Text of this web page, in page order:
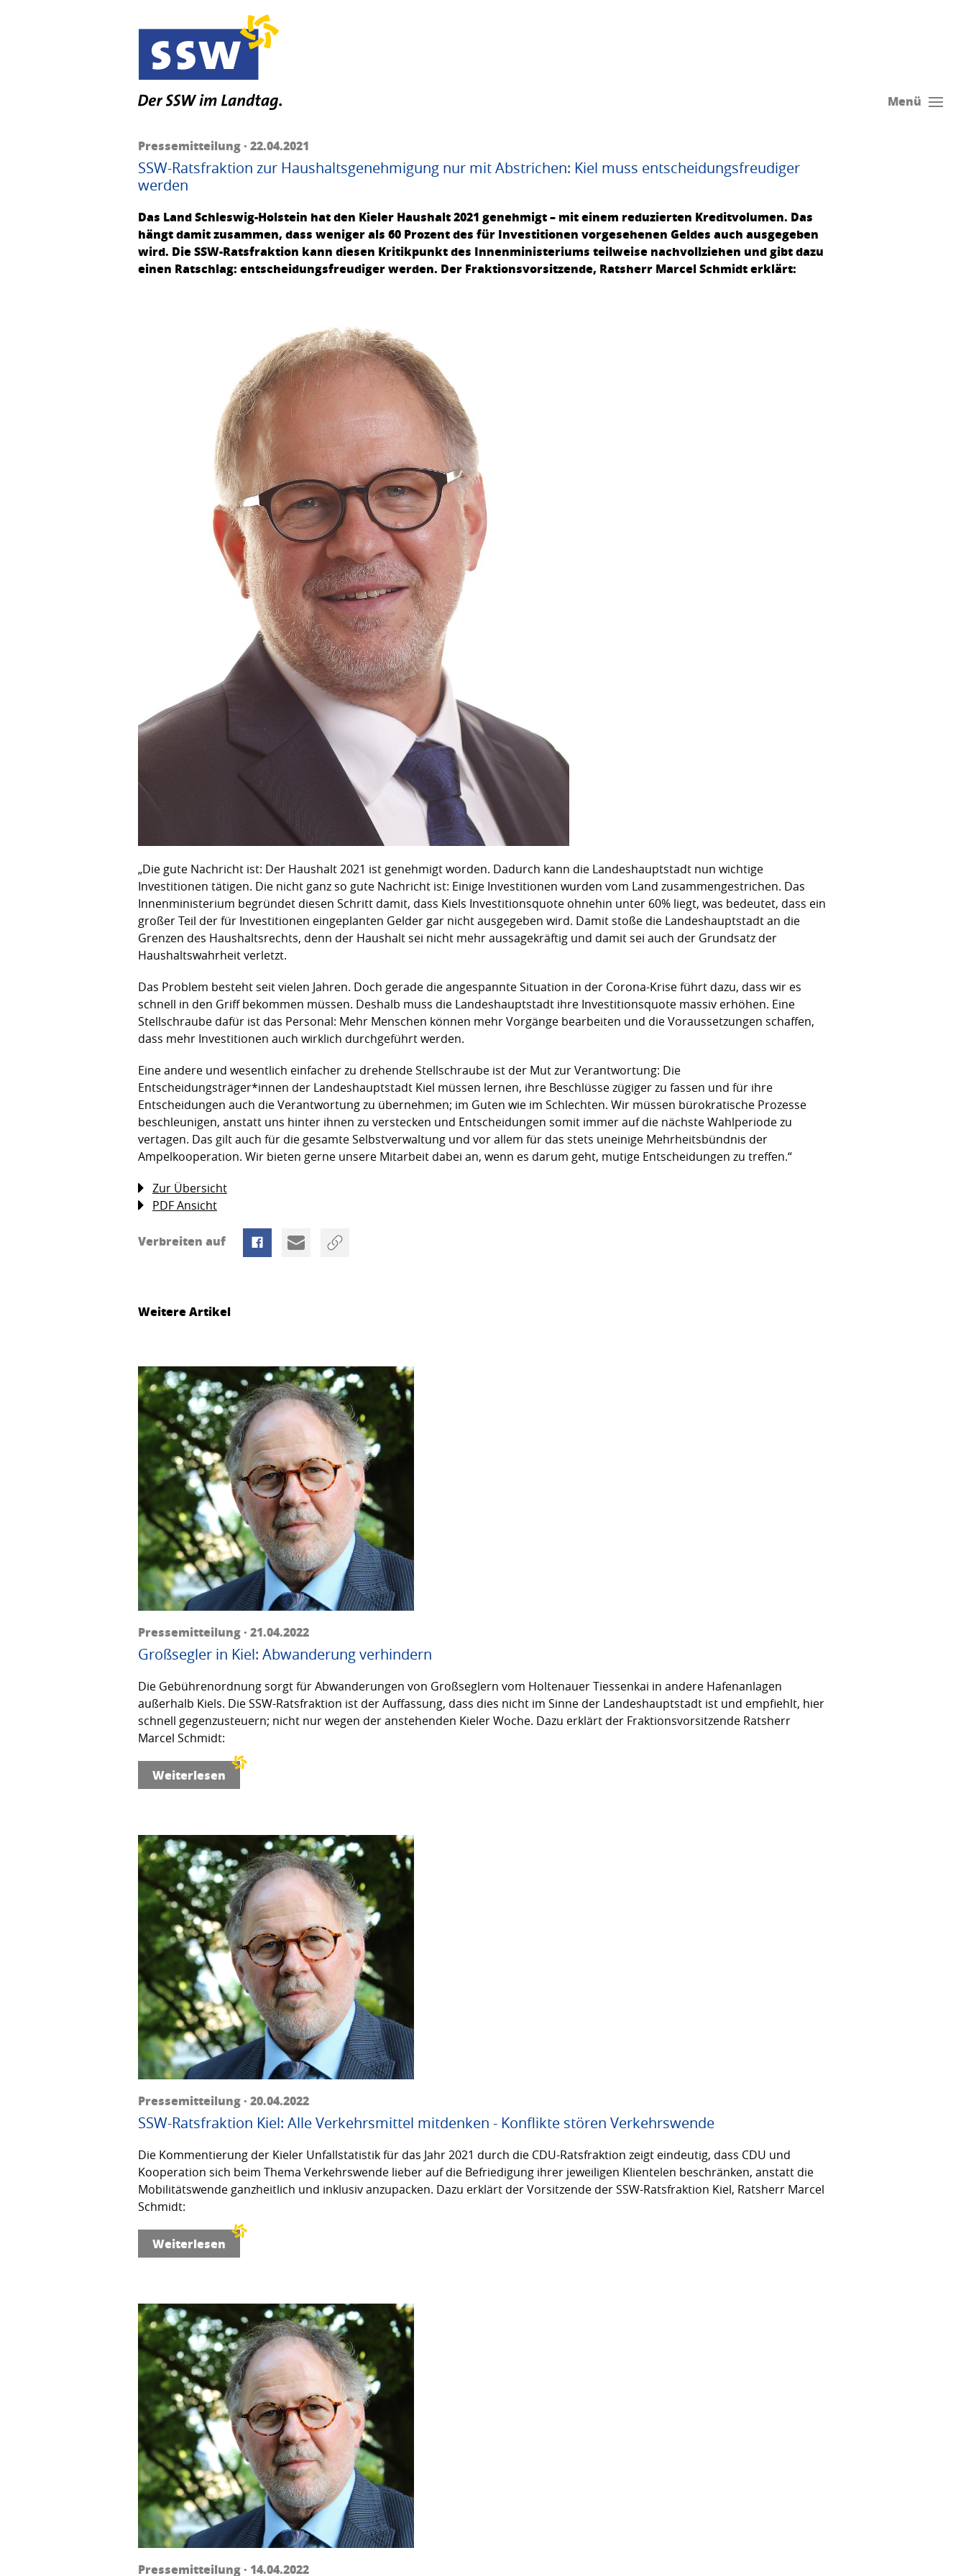
Menü
Pressemitteilung · 22.04.2021
SSW-Ratsfraktion zur Haushaltsgenehmigung nur mit Abstrichen: Kiel muss entscheidungsfreudiger
werden
Das Land Schleswig-Holstein hat den Kieler Haushalt 2021 genehmigt – mit einem reduzierten Kreditvolumen. Das
hängt damit zusammen, dass weniger als 60 Prozent des für Investitionen vorgesehenen Geldes auch ausgegeben
wird. Die SSW-Ratsfraktion kann diesen Kritikpunkt des Innenministeriums teilweise nachvollziehen und gibt dazu
einen Ratschlag: entscheidungsfreudiger werden. Der Fraktionsvorsitzende, Ratsherr Marcel Schmidt erklärt:
„Die gute Nachricht ist: Der Haushalt 2021 ist genehmigt worden. Dadurch kann die Landeshauptstadt nun wichtige
Investitionen tätigen. Die nicht ganz so gute Nachricht ist: Einige Investitionen wurden vom Land zusammengestrichen. Das
Innenministerium begründet diesen Schritt damit, dass Kiels Investitionsquote ohnehin unter 60% liegt, was bedeutet, dass ein
großer Teil der für Investitionen eingeplanten Gelder gar nicht ausgegeben wird. Damit stoße die Landeshauptstadt an die
Grenzen des Haushaltsrechts, denn der Haushalt sei nicht mehr aussagekräftig und damit sei auch der Grundsatz der
Haushaltswahrheit verletzt.
Das Problem besteht seit vielen Jahren. Doch gerade die angespannte Situation in der Corona-Krise führt dazu, dass wir es
schnell in den Griff bekommen müssen. Deshalb muss die Landeshauptstadt ihre Investitionsquote massiv erhöhen. Eine
Stellschraube dafür ist das Personal: Mehr Menschen können mehr Vorgänge bearbeiten und die Voraussetzungen schaffen,
dass mehr Investitionen auch wirklich durchgeführt werden.
Eine andere und wesentlich einfacher zu drehende Stellschraube ist der Mut zur Verantwortung: Die
Entscheidungsträger*innen der Landeshauptstadt Kiel müssen lernen, ihre Beschlüsse zügiger zu fassen und für ihre
Entscheidungen auch die Verantwortung zu übernehmen; im Guten wie im Schlechten. Wir müssen bürokratische Prozesse
beschleunigen, anstatt uns hinter ihnen zu verstecken und Entscheidungen somit immer auf die nächste Wahlperiode zu
vertagen. Das gilt auch für die gesamte Selbstverwaltung und vor allem für das stets uneinige Mehrheitsbündnis der
Ampelkooperation. Wir bieten gerne unsere Mitarbeit dabei an, wenn es darum geht, mutige Entscheidungen zu treffen.“
Zur Übersicht
PDF Ansicht
Verbreiten auf
Weitere Artikel
Pressemitteilung · 21.04.2022
Großsegler in Kiel: Abwanderung verhindern
Die Gebührenordnung sorgt für Abwanderungen von Großseglern vom Holtenauer Tiessenkai in andere Hafenanlagen
außerhalb Kiels. Die SSW-Ratsfraktion ist der Auffassung, dass dies nicht im Sinne der Landeshauptstadt ist und empfiehlt, hier
schnell gegenzusteuern; nicht nur wegen der anstehenden Kieler Woche. Dazu erklärt der Fraktionsvorsitzende Ratsherr
Marcel Schmidt:
Weiterlesen
Pressemitteilung · 20.04.2022
SSW-Ratsfraktion Kiel: Alle Verkehrsmittel mitdenken - Konflikte stören Verkehrswende
Die Kommentierung der Kieler Unfallstatistik für das Jahr 2021 durch die CDU-Ratsfraktion zeigt eindeutig, dass CDU und
Kooperation sich beim Thema Verkehrswende lieber auf die Befriedigung ihrer jeweiligen Klientelen beschränken, anstatt die
Mobilitätswende ganzheitlich und inklusiv anzupacken. Dazu erklärt der Vorsitzende der SSW-Ratsfraktion Kiel, Ratsherr Marcel
Schmidt:
Weiterlesen
Pressemitteilung · 14.04.2022